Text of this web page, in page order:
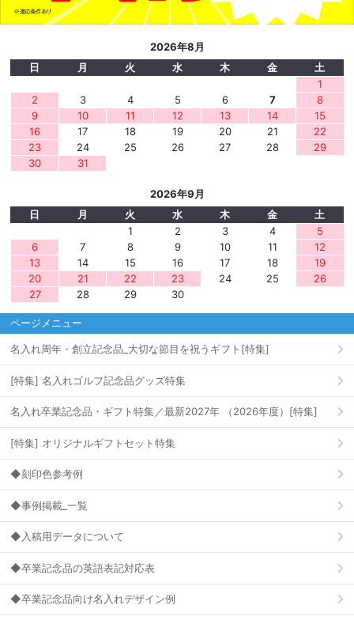
2026年8月
日
月 火 水 木 金
土
1
2
3 4 5 6 7
8
9
10 11 12 13 14
15
16
17 18 19 20 21
22
23
24 25 26 27 28
29
30
31
2026年9月
日
月 火 水 木 金
土
1
2 3 4
5
6
7 8 9 10 11
12
13
14 15 16 17 18
19
20
21 22 23 24 25
26
27
28 29 30
ページメニュー
名入れ周年・創立記念品_大切な節目を祝うギフト[特集]
[特集] 名入れゴルフ記念品グッズ特集
名入れ卒業記念品・ギフト特集／最新2027年 （2026年度）[特集]
[特集] オリジナルギフトセット特集
◆刻印色参考例
◆事例掲載_一覧
◆入稿用データについて
◆卒業記念品の英語表記対応表
◆卒業記念品向け名入れデザイン例